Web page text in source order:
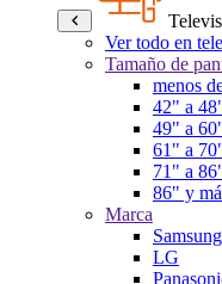
Ver todo en
Tamaño de
menos
42" a
49" a
61" a
71" a
86" y
Marca
Samsung
LG